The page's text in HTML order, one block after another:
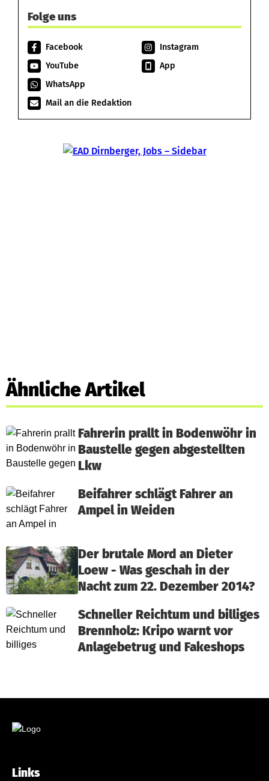
Folge uns
Facebook
Instagram
YouTube
App
WhatsApp
Mail an die Redaktion
Ähnliche Artikel
Fahrerin prallt in Bodenwöhr in
Baustelle gegen abgestellten
Lkw
Beifahrer schlägt Fahrer an
Ampel in Weiden
Der brutale Mord an Dieter
Loew - Was geschah in der
Nacht zum 22. Dezember 2014?
Schneller Reichtum und billiges
Brennholz: Kripo warnt vor
Anlagebetrug und Fakeshops
Links